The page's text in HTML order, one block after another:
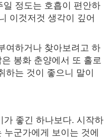
정도는 호흡이 편안하
이것저것 생각이 깊어
여하거나 찾아보려고 하
봉화 춘양에서 또 홀로
는 것이 좋으니 말이
좋긴 하나보다. 시작하
군가에게 보이는 것에